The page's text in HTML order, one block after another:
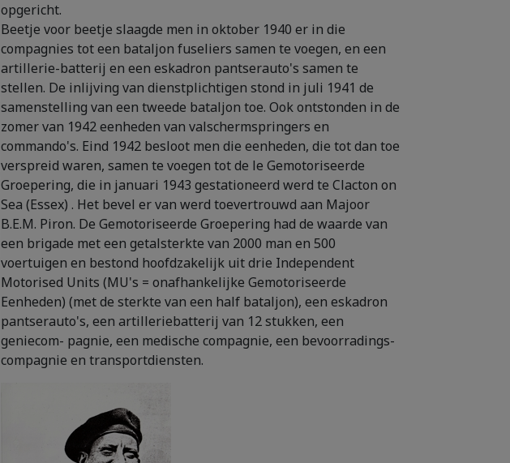
opgericht.
Beetje voor beetje slaagde men in oktober 1940 er in die
compagnies tot een bataljon fuseliers samen te voegen, en een
artillerie-batterij en een eskadron pantserauto's samen te
stellen. De inlijving van dienstplichtigen stond in juli 1941 de
samenstelling van een tweede bataljon toe. Ook ontstonden in de
zomer van 1942 eenheden van valschermspringers en
commando's. Eind 1942 besloot men die eenheden, die tot dan toe
verspreid waren, samen te voegen tot de le Gemotoriseerde
Groepering, die in januari 1943 gestationeerd werd te Clacton on
Sea (Essex) . Het bevel er van werd toevertrouwd aan Majoor
B.E.M. Piron. De Gemotoriseerde Groepering had de waarde van
een brigade met een getalsterkte van 2000 man en 500
voertuigen en bestond hoofdzakelijk uit drie Independent
Motorised Units (MU's = onafhankelijke Gemotoriseerde
Eenheden) (met de sterkte van een half bataljon), een eskadron
pantserauto's, een artilleriebatterij van 12 stukken, een
geniecom- pagnie, een medische compagnie, een bevoorradings-
compagnie en transportdiensten.